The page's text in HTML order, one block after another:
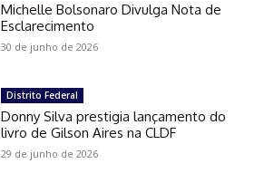
Michelle Bolsonaro Divulga Nota de
Esclarecimento
30 de junho de 2026
Distrito Federal
Donny Silva prestigia lançamento do
livro de Gilson Aires na CLDF
29 de junho de 2026